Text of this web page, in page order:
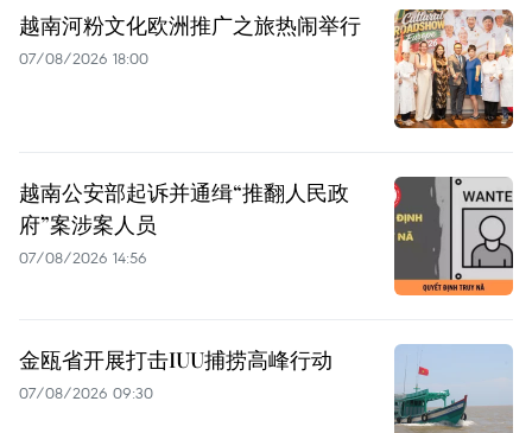
越南河粉文化欧洲推广之旅热闹举行
07/08/2026 18:00
越南公安部起诉并通缉“推翻人民政
府”案涉案人员
07/08/2026 14:56
金瓯省开展打击IUU捕捞高峰行动
07/08/2026 09:30